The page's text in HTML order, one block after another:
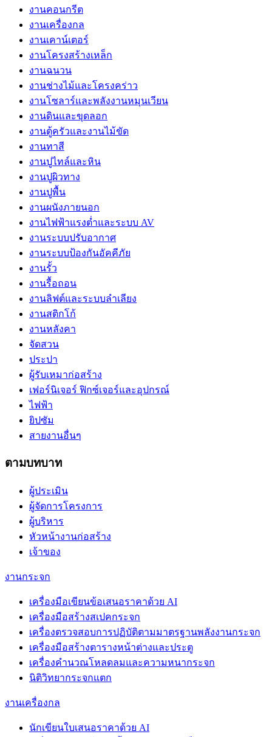
งานคอนกรีต
งานเครื่องกล
งานเคาน์เตอร์
งานโครงสร้างเหล็ก
งานฉนวน
งานช่างไม้และโครงคร่าว
งานโซลาร์และพลังงานหมุนเวียน
งานดินและขุดลอก
งานตู้ครัวและงานไม้ขัด
งานทาสี
งานปูไทล์และหิน
งานปูผิวทาง
งานปูพื้น
งานผนังภายนอก
งานไฟฟ้าแรงต่ำและระบบ AV
งานระบบปรับอากาศ
งานระบบป้องกันอัคคีภัย
งานรั้ว
งานรื้อถอน
งานลิฟต์และระบบลำเลียง
งานสติกโก้
งานหลังคา
จัดสวน
ประปา
ผู้รับเหมาก่อสร้าง
เฟอร์นิเจอร์ ฟิกซ์เจอร์และอุปกรณ์
ไฟฟ้า
ยิปซัม
สายงานอื่นๆ
ตามบทบาท
ผู้ประเมิน
ผู้จัดการโครงการ
ผู้บริหาร
หัวหน้างานก่อสร้าง
เจ้าของ
งานกระจก
เครื่องมือเขียนข้อเสนอราคาด้วย AI
เครื่องมือสร้างสเปคกระจก
เครื่องตรวจสอบการปฏิบัติตามมาตรฐานพลังงานกระจก
เครื่องมือสร้างตารางหน้าต่างและประตู
เครื่องคำนวณโหลดลมและความหนากระจก
นิติวิทยากระจกแตก
งานเครื่องกล
นักเขียนใบเสนอราคาด้วย AI